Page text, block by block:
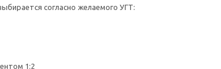
согласно желаемого УГТ:
1:2